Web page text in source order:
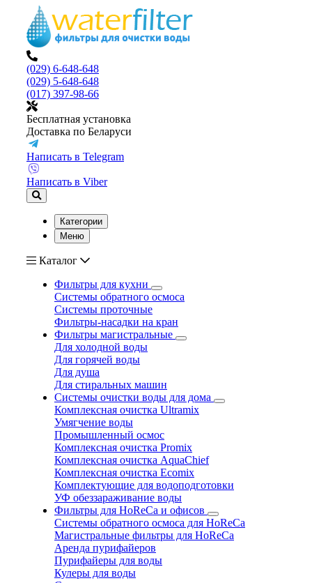
(029) 6-648-648
(029) 5-648-648
(017) 397-98-66
Бесплатная установка
Доставка по Беларуси
Написать в Telegram
Написать в Viber
Категории
Меню
Каталог
Фильтры для кухни
Системы обратного осмоса
Системы проточные
Фильтры-насадки на кран
Фильтры магистральные
Для холодной воды
Для горячей воды
Для душа
Для стиральных машин
Системы очистки воды для дома
Комплексная очистка Ultramix
Умягчение воды
Промышленный осмос
Комплексная очистка Promix
Комплексная очистка AquaChief
Комплексная очистка Ecomix
Комплектующие для водоподготовки
УФ обеззараживание воды
Фильтры для HoReCa и офисов
Системы обратного осмоса для HoReCa
Магистральные фильтры для HoReCa
Аренда пурифайеров
Пурифайеры для воды
Кулеры для воды